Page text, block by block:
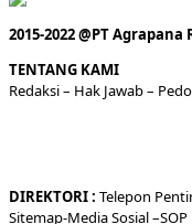
2015-2022 @PT Agrapana
TENTANG KAMI
Redaksi– Hak Jawab –
DIREKTORI: Telepon
Sitemap-Media Sosial –